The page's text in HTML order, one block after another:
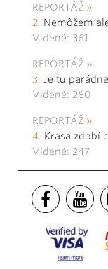
REPORTÁŽ
Nemôžem
Videné: 361
REPORTÁŽ
Je tu
Videné: 260
REPORTÁŽ
Krása zdobí
Videné: 247